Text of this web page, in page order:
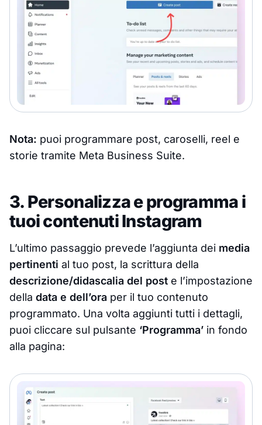
Nota: puoi programmare post, caroselli, reel e
storie tramite Meta Business Suite.
3. Personalizza e programma i
tuoi contenuti Instagram
L’ultimo passaggio prevede l’aggiunta dei media
pertinenti al tuo post, la scrittura della
descrizione/didascalia del post e l’impostazione
della data e dell’ora per il tuo contenuto
programmato. Una volta aggiunti tutti i dettagli,
puoi cliccare sul pulsante ‘Programma’ in fondo
alla pagina: